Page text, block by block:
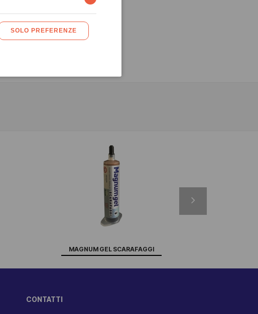
MAGNUM GEL SCARAFAGGI
CONTATTI